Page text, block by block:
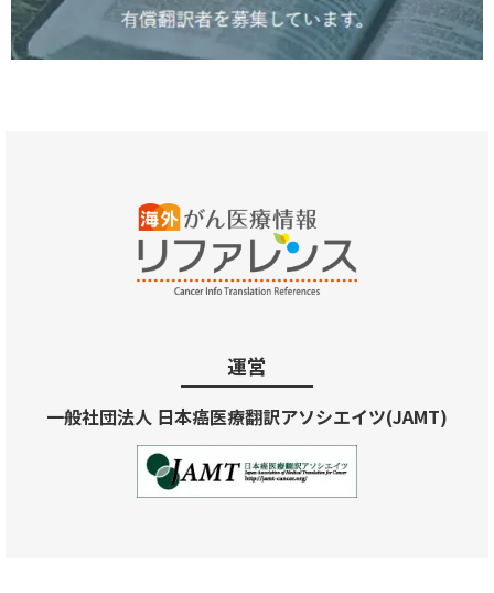
運営
一般社団法人 日本癌医療翻訳アソシエイツ(JAMT)